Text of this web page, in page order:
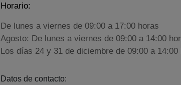
Horario:
De lunes a viernes de 09:00 a 17:00 horas
Agosto: De lunes a viernes de 09:00 a 14:00
Los días 24 y 31 de diciembre de 09:00 a 14:00
Datos de contacto: